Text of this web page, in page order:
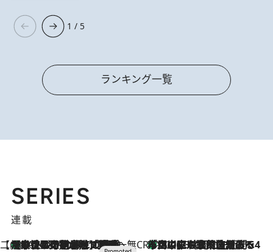
1 / 5
ランキング一覧
SERIES
連載
【CREA×星野リゾート】唯一無二。癒しと発見が待つ場所へ
2026.8.7
【トンボの足水浴】ヒノキの香りに包まれて涼感マックス！約13℃の湧水かけ流しを避暑地「星野温泉 トンボの湯」で体験 CREA'S CHOICE
2026.8.7
「立川にも歌舞伎があるんだよ」 片岡仁左衛門・市川中車ら豪華座組みで4年目の立川立飛歌舞伎へ